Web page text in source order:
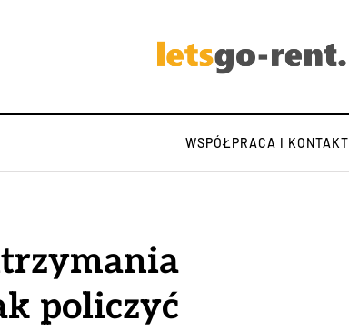
WSPÓŁPRACA I KONTAKT
policzyć